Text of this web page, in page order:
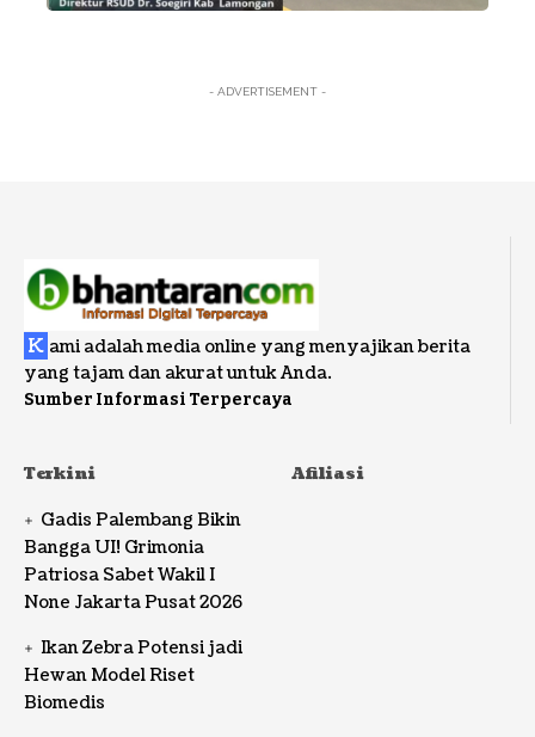
- ADVERTISEMENT -
K ami adalah media online yang menyajikan berita
yang tajam dan akurat untuk Anda.
Sumber Informasi Terpercaya
Terkini
Gadis Palembang Bikin
Bangga UI! Grimonia
Patriosa Sabet Wakil I
None Jakarta Pusat 2026
Ikan Zebra Potensi jadi
Hewan Model Riset
Biomedis
Afiliasi